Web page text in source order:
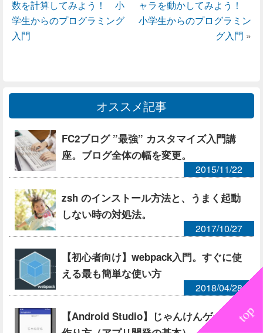
数を計算してみよう！ 小
学生からのプログラミング
入門
ャラを動かしてみよう！
小学生からのプログラミン
グ入門 »
オススメ記事
FC2ブログ ”最強” カスタマイズ入門講
座。ブログ全体の幅を変更。
2015/11/22
zsh のインストール方法と、うまく起動
しない時の対処法。
2017/10/27
【初心者向け】webpack入門。すぐに使
える最も簡単な使い方
2018/04/28
【Android Studio】じゃんけんゲームの